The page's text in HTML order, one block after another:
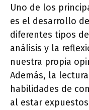
Uno de los
es el desarrollo
diferentes tipos
análisis y la
nuestra propia
Además, la
habilidades de
al estar